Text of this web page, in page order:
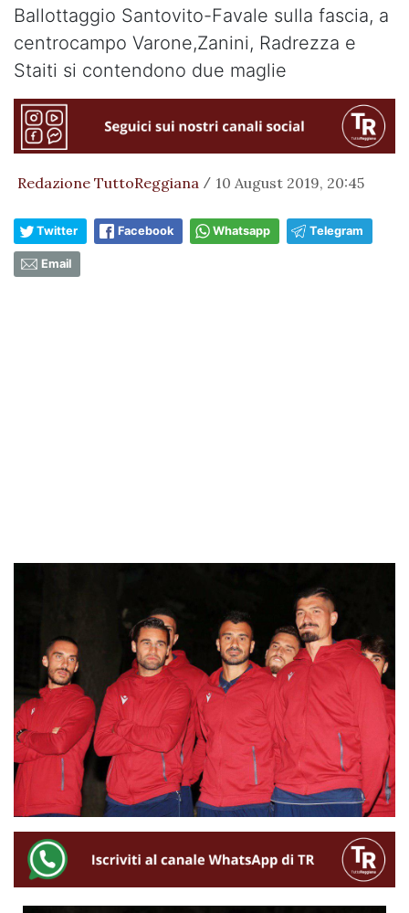
Ballottaggio Santovito-Favale sulla fascia, a
centrocampo Varone,Zanini, Radrezza e
Staiti si contendono due maglie
Redazione TuttoReggiana / 10 August 2019, 20:45
Twitter Facebook Whatsapp Telegram
Email